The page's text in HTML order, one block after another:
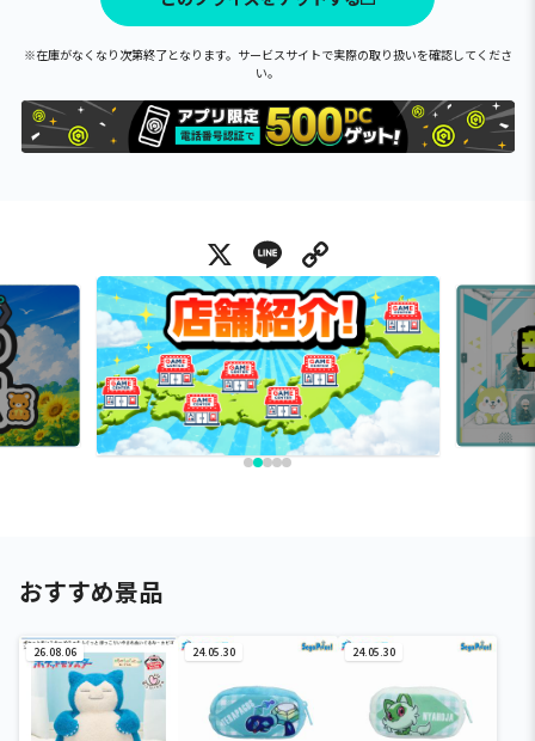
※在庫がなくなり次第終了となります。サービスサイトで実際の取り扱いを確認してくださ
い。
X Line
おすすめ景品
26.08.06 24.05.30 24.05.30